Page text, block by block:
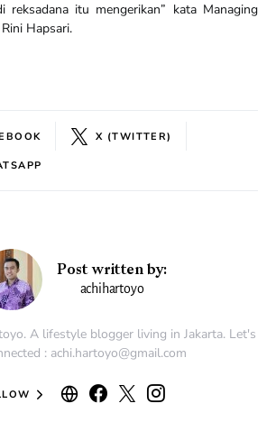
reksadana itu mengerikan” kata Managing
Hapsari.
X (TWITTER)
Post written by:
achihartoyo
A lifestyle blogger living in Jakarta. Let's
: achi.hartoyo@gmail.com